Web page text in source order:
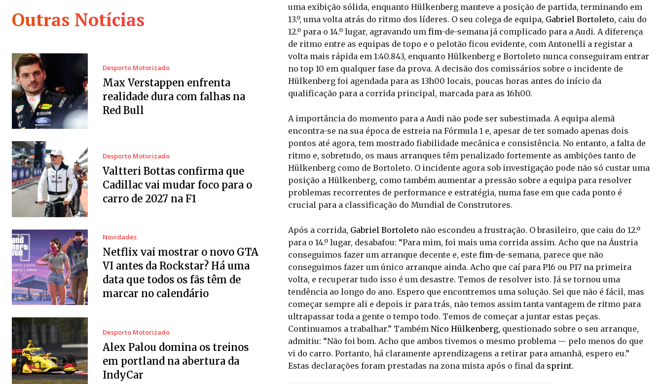
Outras Notícias
Desporto Motorizado
Max Verstappen enfrenta
realidade dura com falhas na
Red Bull
Desporto Motorizado
Valtteri Bottas confirma que
Cadillac vai mudar foco para o
carro de 2027 na F1
Novidades
Netflix vai mostrar o novo GTA
VI antes da Rockstar? Há uma
data que todos os fãs têm de
marcar no calendário
Desporto Motorizado
Alex Palou domina os treinos
em portland na abertura da
IndyCar
uma exibição sólida, enquanto Hülkenberg manteve a posição de partida, terminando em
13.º, uma volta atrás do ritmo dos líderes. O seu colega de equipa, Gabriel Bortoleto, caiu do
12.º para o 14.º lugar, agravando um fim-de-semana já complicado para a Audi. A diferença
de ritmo entre as equipas de topo e o pelotão ficou evidente, com Antonelli a registar a
volta mais rápida em 1:40.843, enquanto Hülkenberg e Bortoleto nunca conseguiram entrar
no top 10 em qualquer fase da prova. A decisão dos comissários sobre o incidente de
Hülkenberg foi agendada para as 13h00 locais, poucas horas antes do início da
qualificação para a corrida principal, marcada para as 16h00.
A importância do momento para a Audi não pode ser subestimada. A equipa alemã
encontra-se na sua época de estreia na Fórmula 1 e, apesar de ter somado apenas dois
pontos até agora, tem mostrado fiabilidade mecânica e consistência. No entanto, a falta de
ritmo e, sobretudo, os maus arranques têm penalizado fortemente as ambições tanto de
Hülkenberg como de Bortoleto. O incidente agora sob investigação pode não só custar uma
posição a Hülkenberg, como também aumentar a pressão sobre a equipa para resolver
problemas recorrentes de performance e estratégia, numa fase em que cada ponto é
crucial para a classificação do Mundial de Construtores.
Após a corrida, Gabriel Bortoleto não escondeu a frustração. O brasileiro, que caiu do 12.º
para o 14.º lugar, desabafou: “Para mim, foi mais uma corrida assim. Acho que na Áustria
conseguimos fazer um arranque decente e, este fim-de-semana, parece que não
conseguimos fazer um único arranque ainda. Acho que caí para P16 ou P17 na primeira
volta, e recuperar tudo isso é um desastre. Temos de resolver isto. Já se tornou uma
tendência ao longo do ano. Espero que encontremos uma solução. Sei que não é fácil, mas
começar sempre ali e depois ir para trás, não temos assim tanta vantagem de ritmo para
ultrapassar toda a gente o tempo todo. Temos de começar a juntar estas peças.
Continuamos a trabalhar.” Também Nico Hülkenberg, questionado sobre o seu arranque,
admitiu: “Não foi bom. Acho que ambos tivemos o mesmo problema — pelo menos do que
vi do carro. Portanto, há claramente aprendizagens a retirar para amanhã, espero eu.”
Estas declarações foram prestadas na zona mista após o final da sprint.